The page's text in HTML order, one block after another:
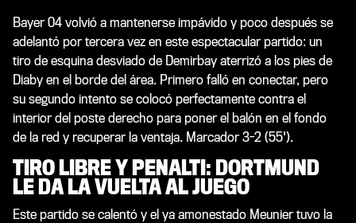
Bayer 04 volvió a mantenerse impávido y poco después se
adelantó por tercera vez en este espectacular partido: un
tiro de esquina desviado de Demirbay aterrizó a los pies de
Diaby en el borde del área. Primero falló en conectar, pero
su segundo intento se colocó perfectamente contra el
interior del poste derecho para poner el balón en el fondo
de la red y recuperar la ventaja. Marcador 3-2 (55').
TIRO LIBRE Y PENALTI: DORTMUND
LE DA LA VUELTA AL JUEGO
Este partido se calentó y el ya amonestado Meunier tuvo la